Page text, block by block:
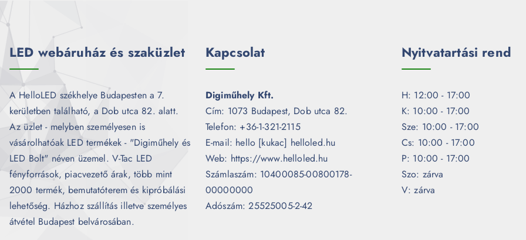
LED webáruház és szaküzlet
A HelloLED székhelye Budapesten a 7.
kerületben található, a Dob utca 82. alatt.
Az üzlet - melyben személyesen is
vásárolhatóak LED termékek - "Digiműhely és
LED Bolt" néven üzemel. V-Tac LED
fényforrások, piacvezető árak, több mint
2000 termék, bemutatóterem és kipróbálási
lehetőség. Házhoz szállítás illetve személyes
átvétel Budapest belvárosában.
Kapcsolat
Digiműhely Kft.
Cím: 1073 Budapest, Dob utca 82.
Telefon: +36-1-321-2115
E-mail: hello [kukac] helloled.hu
Web: https://www.helloled.hu
Számlaszám: 10400085-00800178-
00000000
Adószám: 25525005-2-42
Nyitvatartási rend
H: 12:00 - 17:00
K: 10:00 - 17:00
Sze: 10:00 - 17:00
Cs: 10:00 - 17:00
P: 10:00 - 17:00
Szo: zárva
V: zárva